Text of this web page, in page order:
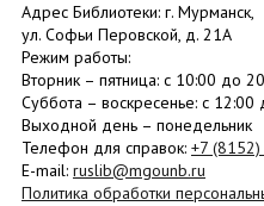
Адрес Библиотеки: г. Мурманск,
ул. Софьи Перовской, д. 21А
Режим работы:
Вторник – пятница: с 10:00 до
Суббота – воскресенье: c 12:00
Выходной день – понедельник
Телефон для справок: +7 (8152)
E-mail: ruslib@mgounb.ru
Политика обработки